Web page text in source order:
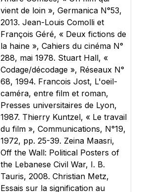
vient de loin », Germanica N°53,
2013. Jean-Louis Comolli et
François Géré, « Deux fictions de
la haine », Cahiers du cinéma N°
288, mai 1978. Stuart Hall, «
Codage/décodage », Réseaux N°
68, 1994. Francois Jost, L'oeil-
caméra, entre film et roman,
Presses universitaires de Lyon,
1987. Thierry Kuntzel, « Le travail
du film », Communications, N°19,
1972, pp. 25-39. Zeina Maasri,
Off the Wall: Political Posters of
the Lebanese Civil War, I. B.
Tauris, 2008. Christian Metz,
Essais sur la signification au